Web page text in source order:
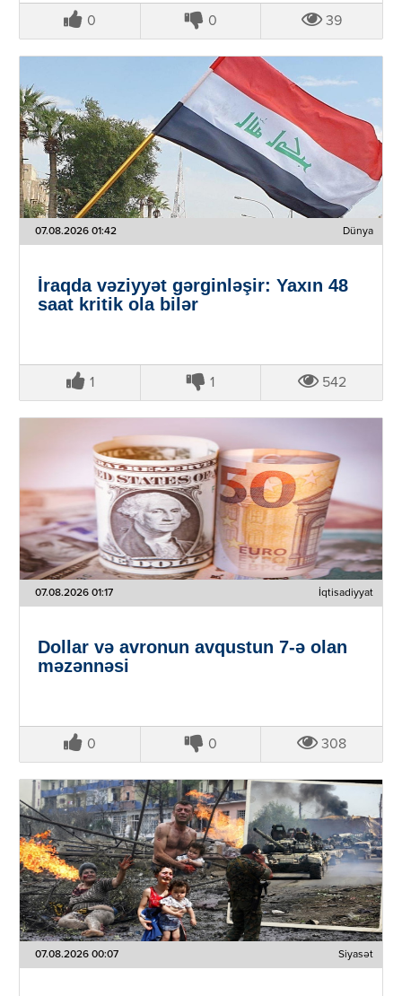
0 0 39
07.08.2026 01:42 Dünya
İraqda vəziyyət gərginləşir: Yaxın 48
saat kritik ola bilər
1 1 542
07.08.2026 01:17 İqtisadiyyat
Dollar və avronun avqustun 7-ə olan
məzənnəsi
0 0 308
07.08.2026 00:07 Siyasət